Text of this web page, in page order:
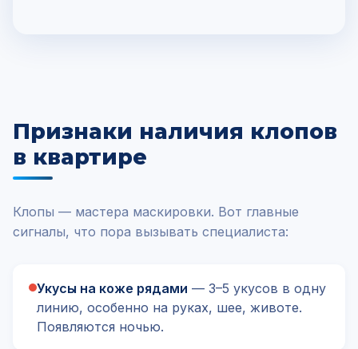
Признаки наличия клопов
в квартире
Клопы — мастера маскировки. Вот главные
сигналы, что пора вызывать специалиста:
Укусы на коже рядами — 3–5 укусов в одну
линию, особенно на руках, шее, животе.
Появляются ночью.